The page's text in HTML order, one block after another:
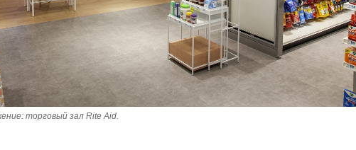
торговый зал Rite Aid.